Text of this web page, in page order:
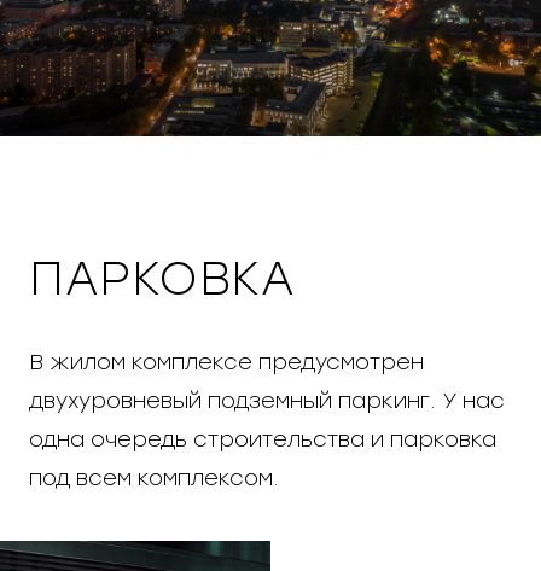
ПАРКОВКА
В жилом комплексе предусмотрен
двухуровневый подземный паркинг. У нас
одна очередь строительства и парковка
под всем комплексом.